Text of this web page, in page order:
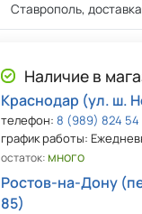
Ставрополь,
Наличие в
Краснодар (ул. ш.
телефон:8 (989) 824 54
график работы:
остаток: много
Ростов-на-Дону
85)